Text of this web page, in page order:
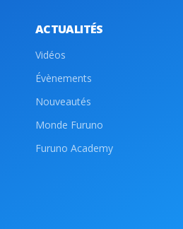
ACTUALITÉS
Vidéos
Évènements
Nouveautés
Monde Furuno
Furuno Academy